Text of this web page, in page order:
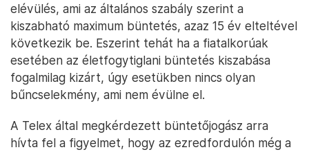
elévülés, ami az általános szabály szerint a
kiszabható maximum büntetés, azaz 15 év elteltével
következik be. Eszerint tehát ha a fiatalkorúak
esetében az életfogytiglani büntetés kiszabása
fogalmilag kizárt, úgy esetükben nincs olyan
bűncselekmény, ami nem évülne el.
A Telex által megkérdezett büntetőjogász arra
hívta fel a figyelmet, hogy az ezredfordulón még a